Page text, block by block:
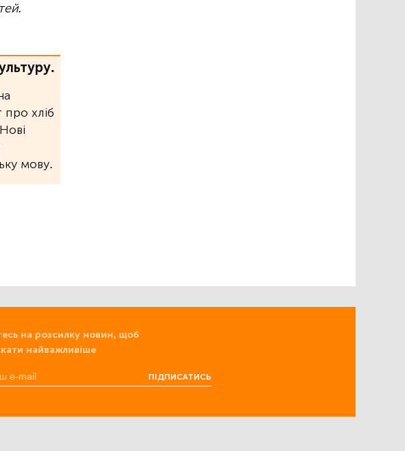
хліб
мову.
на розсилку новин, щоб
найважливіше
ПІДПИСАТИСЬ